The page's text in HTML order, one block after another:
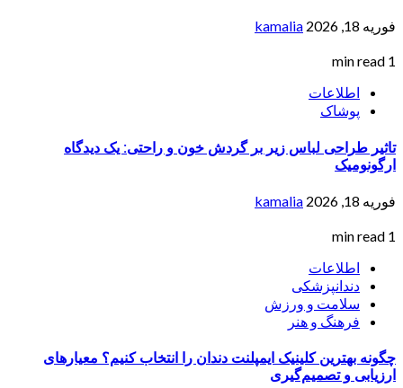
فوریه 18, 2026 kamalia
1 min read
اطلاعات
پوشاک
تاثیر طراحی لباس زیر بر گردش خون و راحتی: یک دیدگاه
ارگونومیک
فوریه 18, 2026 kamalia
1 min read
اطلاعات
دندانپزشکی
سلامت و ورزش
فرهنگ و هنر
چگونه بهترین کلینیک ایمپلنت دندان را انتخاب کنیم؟ معیارهای
ارزیابی و تصمیم‌گیری